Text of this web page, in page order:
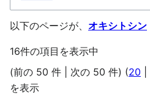
以下のページが、 オキシトシン
16件の項目を表示中
(前の 50 件 次の 50 件) (20
を表示